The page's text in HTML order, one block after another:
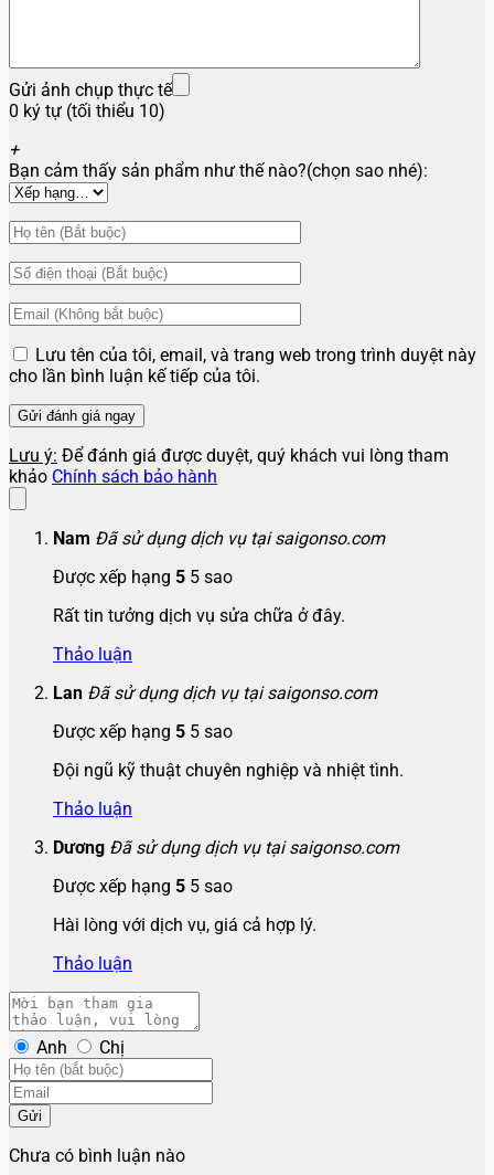
Gửi ảnh chụp thực tế
0 ký tự (tối thiểu 10)
+
Bạn cảm thấy sản phẩm như thế nào?(chọn sao nhé):
Lưu tên của tôi, email, và trang web trong trình duyệt này
cho lần bình luận kế tiếp của tôi.
Lưu ý: Để đánh giá được duyệt, quý khách vui lòng tham
khảo Chính sách bảo hành
Nam Đã sử dụng dịch vụ tại saigonso.com
Được xếp hạng 5 5 sao
Rất tin tưởng dịch vụ sửa chữa ở đây.
Thảo luận
Lan Đã sử dụng dịch vụ tại saigonso.com
Được xếp hạng 5 5 sao
Đội ngũ kỹ thuật chuyên nghiệp và nhiệt tình.
Thảo luận
Dương Đã sử dụng dịch vụ tại saigonso.com
Được xếp hạng 5 5 sao
Hài lòng với dịch vụ, giá cả hợp lý.
Thảo luận
Anh Chị
Gửi
Chưa có bình luận nào